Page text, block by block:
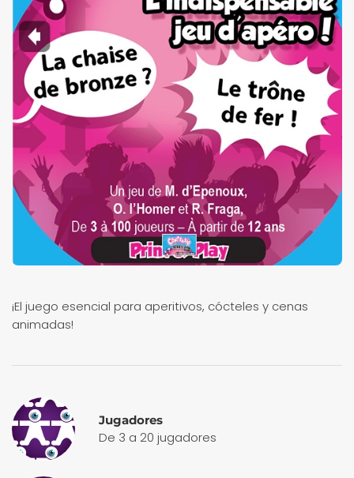
¡El juego esencial para aperitivos, cócteles y cenas
animadas!
Jugadores
De 3 a 20 jugadores